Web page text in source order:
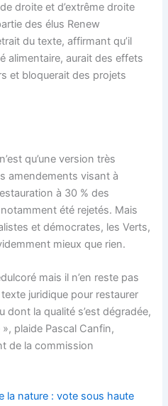
droite et d’extrême droite
des élus Renew
du texte, affirmant qu’il
alimentaire, aurait des effets
et bloquerait des projets
qu’une version très
amendements visant à
à 30 % des
été rejetés. Mais
et démocrates, les Verts,
mieux que rien.
mais il n’en reste pas
texte juridique pour restaurer
la qualité s’est dégradée,
plaide Pascal Canfin,
de la commission
la nature : vote sous haute